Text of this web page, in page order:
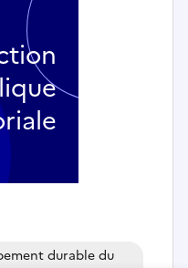
durable du